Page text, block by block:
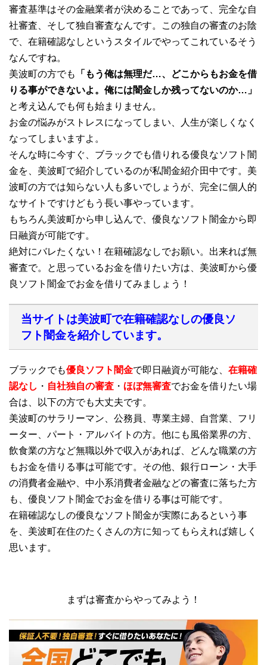
審査基準はその金融業者が決めることであって、完全な自
社審査、そして独自審査なんです。この独自の審査のお陰
で、在籍確認なしというスタイルでやってこれているそう
なんですね。
美波町の方でも
「もう俺は無理だ…、どこからもお金を借
りる事ができないよ。俺には闇金しか残ってないのか…」
と考え込んでも何も始まりません。
お金の悩みがストレスになってしまい、人生が楽しくなく
なってしまいますよ。
そんな時に今すぐ、ブラックでも借りれる優良なソフト闇
金を、美波町で紹介しているのが私闇金紹介田中です。美
波町の方では知らない人も多いでしょうが、完全に個人的
なサイトですけどもう長い事やっています。
もちろん美波町から申し込んで、優良なソフト闇金から即
日融資が可能です。
絶対にバレたくない！在籍確認なしでお願い。出来れば無
審査で。と思っているお金を借りたい方は、美波町から優
良ソフト闇金でお金を借りてみましょう！
当サイトは美波町で在籍確認なしの優良ソ
フト闇金を紹介しています。
ブラックでも優良ソフト闇金で即日融資が可能な、 在籍確
認なし ・ 自社独自の審査 ・ ほぼ無審査でお金を借りたい場
合は、以下の方でも大丈夫です。
美波町のサラリーマン、公務員、専業主婦、自営業、フリ
ーター、パート・アルバイトの方。他にも風俗業界の方、
飲食業の方など無職以外で収入があれば、どんな職業の方
もお金を借りる事は可能です。その他、銀行ローン・大手
の消費者金融や、中小系消費者金融などの審査に落ちた方
も、優良ソフト闇金でお金を借りる事は可能です。
在籍確認なしの優良なソフト闇金が実際にあるという事
を、美波町在住のたくさんの方に知ってもらえれば嬉しく
思います。
まずは審査からやってみよう！